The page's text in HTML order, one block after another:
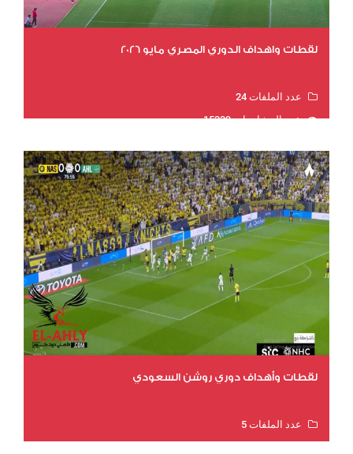
لقطات واهداف الدوري المصري مايو 2026
عدد الملفات 24
عدد المشاهدات 15339
لقطات وأهداف دوري روشن السعودي
عدد الملفات 5